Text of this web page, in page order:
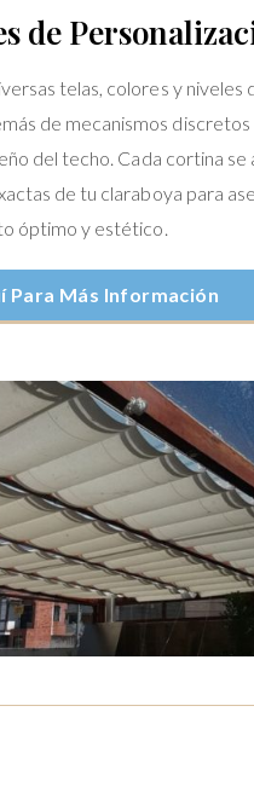
de
telas, colores y niveles
de mecanismos discretos
del techo. Cada cortina se
de tu claraboya para
óptimo y estético.
Para Más Información